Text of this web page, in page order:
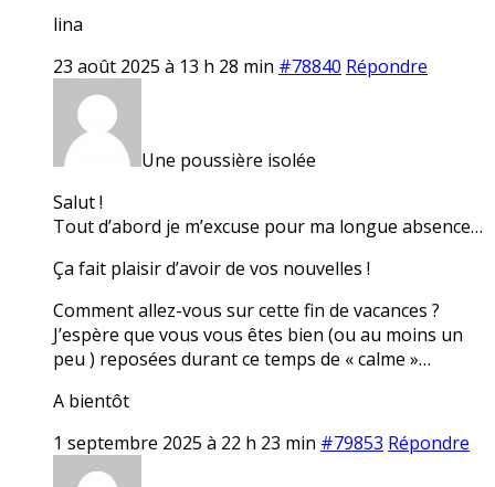
lina
23 août 2025 à 13 h 28 min #78840 Répondre
Une poussière isolée
Salut !
Tout d’abord je m’excuse pour ma longue absence…
Ça fait plaisir d’avoir de vos nouvelles !
Comment allez-vous sur cette fin de vacances ?
J’espère que vous vous êtes bien (ou au moins un
peu ) reposées durant ce temps de « calme »…
A bientôt
1 septembre 2025 à 22 h 23 min #79853 Répondre